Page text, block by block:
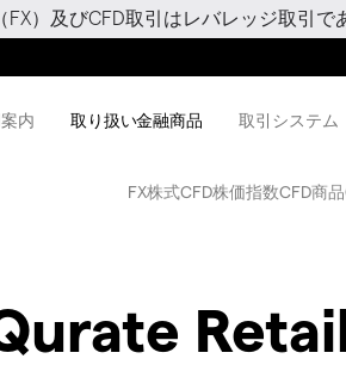
FX）及びCFD取引はレバレッジ取引
内 取り扱い金融商品 取引システム
FX株式CFD株価指数CFD商